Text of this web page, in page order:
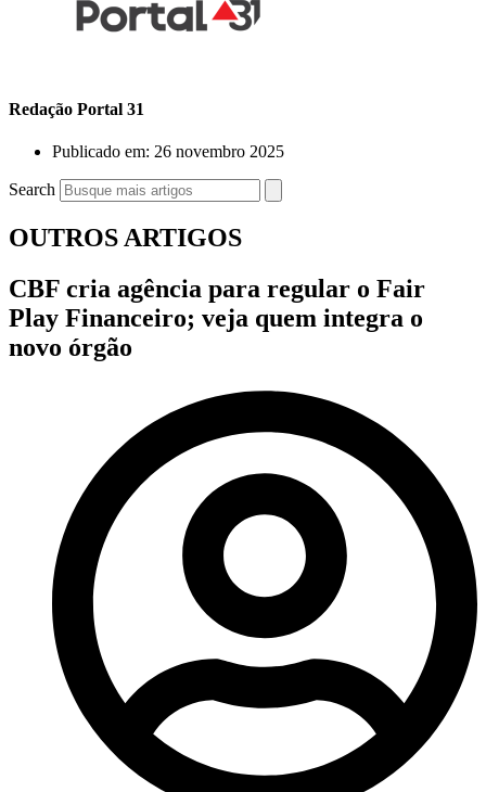
Redação Portal 31
Publicado em: 26 novembro 2025
Search
OUTROS ARTIGOS
CBF cria agência para regular o Fair
Play Financeiro; veja quem integra o
novo órgão